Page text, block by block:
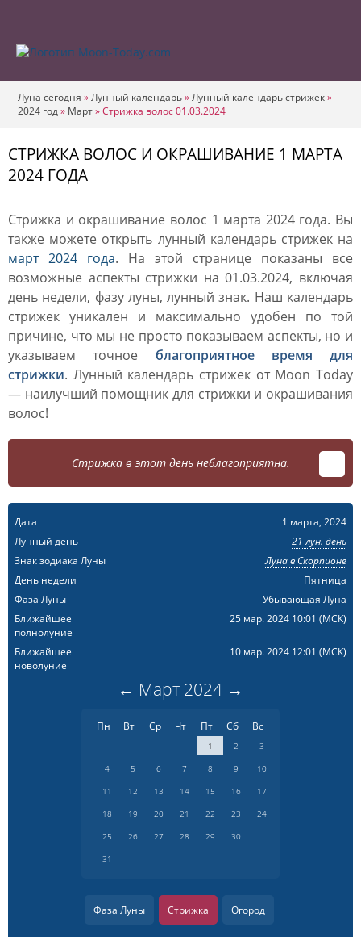
Луна сегодня »Лунный календарь»Лунный календарь стрижек»
2024 год» Март»Стрижка волос 01.03.2024
СТРИЖКА ВОЛОС И ОКРАШИВАНИЕ 1 МАРТА
2024 ГОДА
Стрижка и окрашивание волос 1 марта 2024 года. Вы
также можете открыть лунный календарь стрижек на
март 2024 года. На этой странице показаны все
возможные аспекты стрижки на 01.03.2024, включая
день недели, фазу луны, лунный знак. Наш календарь
стрижек уникален и максимально удобен по той
причине, что мы не просто показываем аспекты, но и
указываем точное благоприятное время для
стрижки. Лунный календарь стрижек от Moon Today
— наилучший помощник для стрижки и окрашивания
волос!
Стрижка в этот день неблагоприятна.
Дата
1 марта, 2024
Лунный день
21 лун. день
Знак зодиака Луны
Луна в Скорпионе
День недели
Пятница
Фаза Луны
Убывающая Луна
Ближайшее
полнолуние
25 мар. 2024 10:01 (МСК)
Ближайшее
новолуние
10 мар. 2024 12:01 (МСК)
← Март 2024 →
Пн Вт Ср Чт Пт Сб Вс
1 2
3
4
5 6 7 8 9
10
11
12 13 14 15 16
17
18
19 20 21 22 23
24
25
26 27 28 29
30
31
Фаза Луны Стрижка Огород